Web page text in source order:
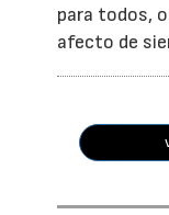
para todos,
afecto de